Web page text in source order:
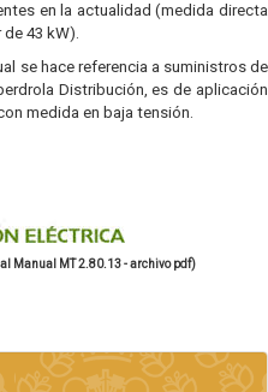
en la actualidad (medida directa
43 kW).
se hace referencia a suministros de
Distribución, es de aplicación
medida en baja tensión.
Manual MT 2.80.13 - archivo pdf)